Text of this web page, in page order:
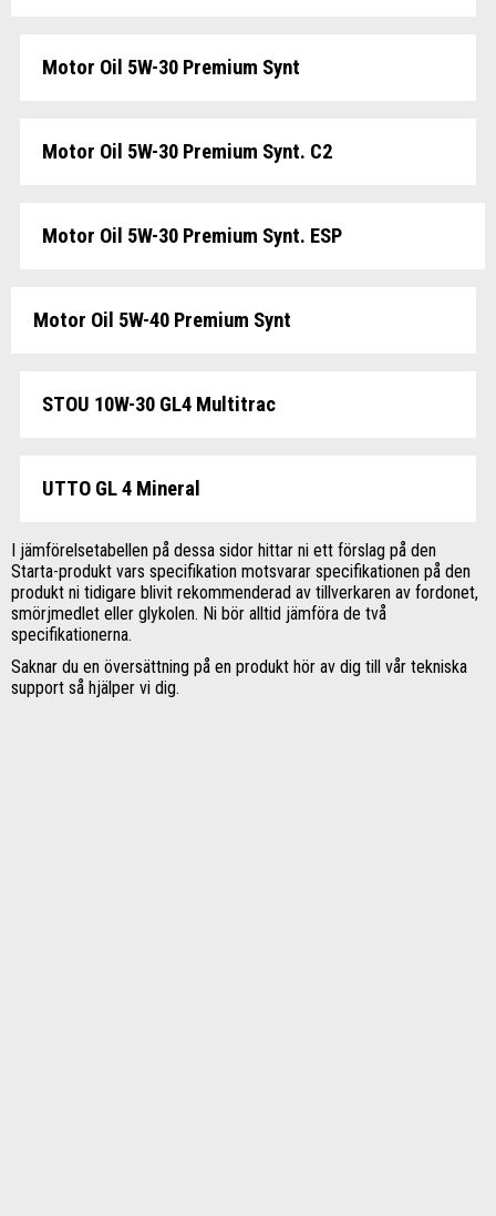
Motor Oil 5W-30 Premium Synt
Motor Oil 5W-30 Premium Synt. C2
Motor Oil 5W-30 Premium Synt. ESP
Motor Oil 5W-40 Premium Synt
STOU 10W-30 GL4 Multitrac
UTTO GL 4 Mineral
I jämförelsetabellen på dessa sidor hittar ni ett förslag på den
Starta-produkt vars specifikation motsvarar specifikationen på den
produkt ni tidigare blivit rekommenderad av tillverkaren av fordonet,
smörjmedlet eller glykolen. Ni bör alltid jämföra de två
specifikationerna.
Saknar du en översättning på en produkt hör av dig till vår tekniska
support så hjälper vi dig.